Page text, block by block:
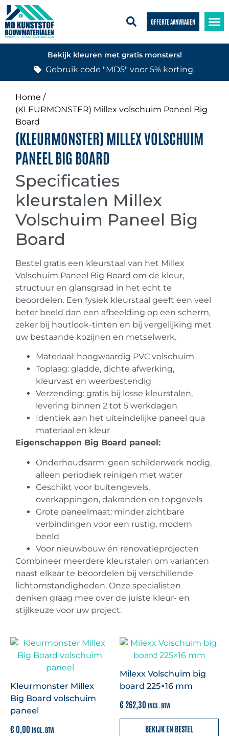
OFFERTE AANVRAGEN
Bekijk kleuren met gratis monsters!
Gebruik code "MD5" voor 5% korting.
Home /
(KLEURMONSTER) Millex volschuim Paneel Big
Board
(KLEURMONSTER) MILLEX VOLSCHUIM
PANEEL BIG BOARD
Specificaties
kleurstalen Millex
Volschuim Paneel Big
Board
Bestel gratis een kleurstaal van het Millex
Volschuim Paneel Big Board om de kleur,
structuur en glansgraad in het echt te
beoordelen. Een fysiek kleurstaal geeft een veel
beter beeld dan een afbeelding op een scherm,
zeker bij houtlook-tinten en bij vergelijking met
uw bestaande kozijnen en metselwerk.
Materiaal: hoogwaardig PVC volschuim
Toplaag: gladde, dichte afwerking,
kleurvast en weerbestendig
Verzending: gratis bij losse kleurstalen,
levering binnen 2 tot 5 werkdagen
Identiek aan het uiteindelijke paneel qua
materiaal en kleur
Eigenschappen Big Board paneel:
Onderhoudsarm: geen schilderwerk nodig,
alleen periodiek reinigen met water
Geschikt voor buitengevels,
overkappingen, dakranden en topgevels
Grote paneelmaat: minder zichtbare
verbindingen voor een rustig, modern
beeld
Voor nieuwbouw én renovatieprojecten
Combineer meerdere kleurstalen om varianten
naast elkaar te beoordelen bij verschillende
lichtomstandigheden. Onze specialisten
denken graag mee over de juiste kleur- en
stijlkeuze voor uw project.
Kleurmonster Millex
Big Board volschuim
paneel
€ 0,00 INCL. BTW
Milexx Volschuim big
board 225×16 mm
€ 262,30 INCL. BTW
BEKIJK EN BESTEL